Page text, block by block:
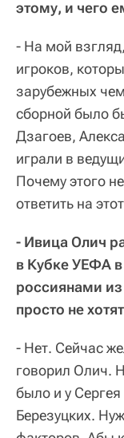
этому, и чего
- На мой
игроков,
зарубежных
сборной было
Дзагоев,
играли в
Почему этого
ответить на
- Ивица Олич
в Кубке УЕФА
россиянами
просто не
- Нет. Сейчас
говорил Олич.
было и у
Березуцких.